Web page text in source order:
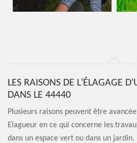
LES RAISONS DE L'ÉLAGAGE
DANS LE 44440
Plusieurs raisons peuvent être
Elagueur en ce qui concerne les
dans un espace vert ou dans un